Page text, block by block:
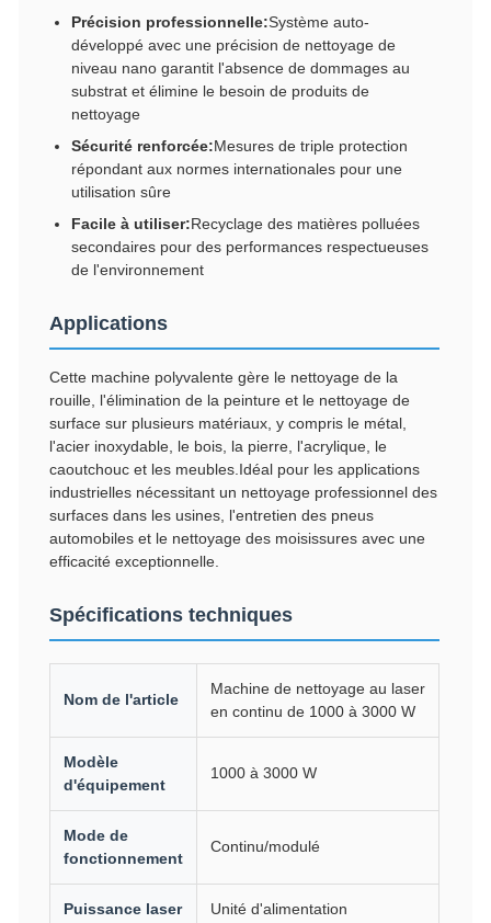
Précision professionnelle:Système auto-
développé avec une précision de nettoyage de
niveau nano garantit l'absence de dommages au
substrat et élimine le besoin de produits de
nettoyage
Sécurité renforcée:Mesures de triple protection
répondant aux normes internationales pour une
utilisation sûre
Facile à utiliser:Recyclage des matières polluées
secondaires pour des performances respectueuses
de l'environnement
Applications
Cette machine polyvalente gère le nettoyage de la
rouille, l'élimination de la peinture et le nettoyage de
surface sur plusieurs matériaux, y compris le métal,
l'acier inoxydable, le bois, la pierre, l'acrylique, le
caoutchouc et les meubles.Idéal pour les applications
industrielles nécessitant un nettoyage professionnel des
surfaces dans les usines, l'entretien des pneus
automobiles et le nettoyage des moisissures avec une
efficacité exceptionnelle.
Spécifications techniques
Nom de l'article
Machine de nettoyage au laser
en continu de 1000 à 3000 W
Modèle
d'équipement
1000 à 3000 W
Mode de
fonctionnement
Continu/modulé
Puissance laser Unité d'alimentation